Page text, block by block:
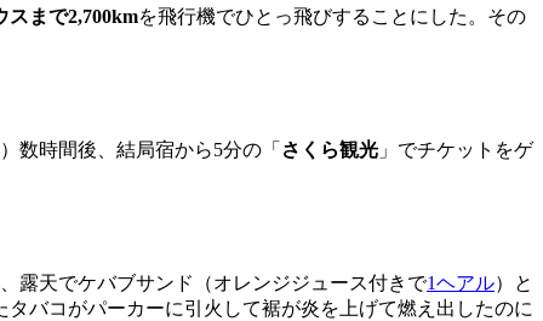
スまで2,700kmを飛行機でひとっ飛びすることにした。その
数時間後、結局宿から5分の「 さくら観光 」でチケットをゲ
露天でケバブサンド（オレンジジュース付きで1ヘアル）と
バコがパーカーに引火して裾が炎を上げて燃え出したのに